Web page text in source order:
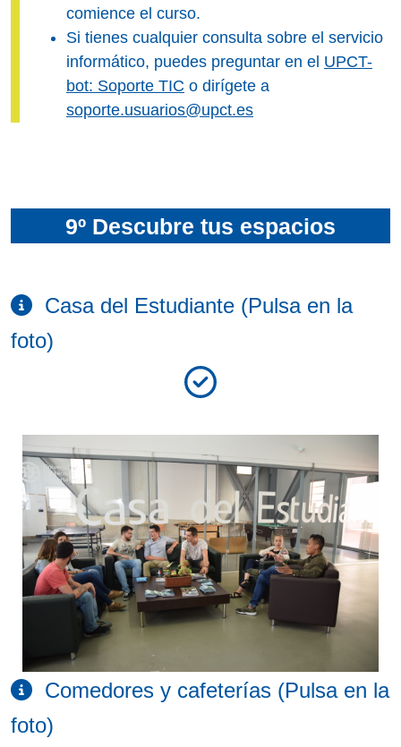
comience el curso.
Si tienes cualquier consulta sobre el servicio
informático, puedes preguntar en el UPCT-
bot: Soporte TIC o dirígete a
soporte.usuarios@upct.es
9º Descubre tus espacios
Casa del Estudiante (Pulsa en la
foto)
Comedores y cafeterías (Pulsa en la
foto)